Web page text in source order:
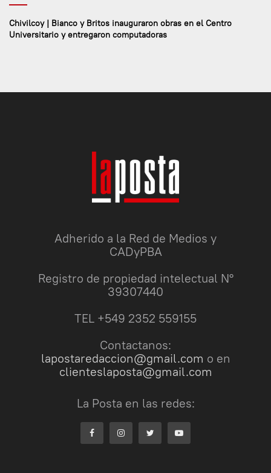
Chivilcoy | Bianco y Britos inauguraron obras en el Centro
Universitario y entregaron computadoras
Adherido a la Red de Medios y
CADyPBA
Registro de propiedad intelectual N°
39307440
TEL +549 2352 559155
Contactanos:
lapostaredaccion@gmail.com o en
clienteslaposta@gmail.com
La Posta en las redes: